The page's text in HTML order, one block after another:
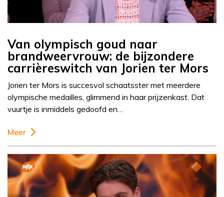
Van olympisch goud naar
brandweervrouw: de bijzondere
carrièreswitch van Jorien ter Mors
Jorien ter Mors is succesvol schaatsster met meerdere
olympische medailles, glimmend in haar prijzenkast. Dat
vuurtje is inmiddels gedoofd en…
Meer